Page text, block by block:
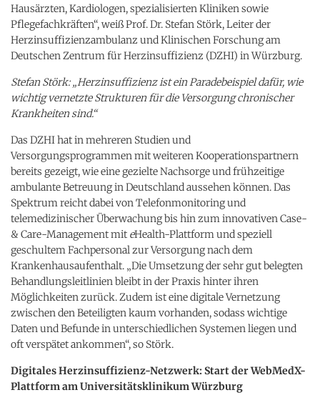
Hausärzten, Kardiologen, spezialisierten Kliniken sowie
Pflegefachkräften“, weiß Prof. Dr. Stefan Störk, Leiter der
Herzinsuffizienzambulanz und Klinischen Forschung am
Deutschen Zentrum für Herzinsuffizienz (DZHI) in Würzburg.
Stefan Störk: „Herzinsuffizienz ist ein Paradebeispiel dafür, wie
wichtig vernetzte Strukturen für die Versorgung chronischer
Krankheiten sind.“
Das DZHI hat in mehreren Studien und
Versorgungsprogrammen mit weiteren Kooperationspartnern
bereits gezeigt, wie eine gezielte Nachsorge und frühzeitige
ambulante Betreuung in Deutschland aussehen können. Das
Spektrum reicht dabei von Telefonmonitoring und
telemedizinischer Überwachung bis hin zum innovativen Case-
& Care-Management mit eHealth-Plattform und speziell
geschultem Fachpersonal zur Versorgung nach dem
Krankenhausaufenthalt. „Die Umsetzung der sehr gut belegten
Behandlungsleitlinien bleibt in der Praxis hinter ihren
Möglichkeiten zurück. Zudem ist eine digitale Vernetzung
zwischen den Beteiligten kaum vorhanden, sodass wichtige
Daten und Befunde in unterschiedlichen Systemen liegen und
oft verspätet ankommen“, so Störk.
Digitales Herzinsuffizienz-Netzwerk: Start der WebMedX-
Plattform am Universitätsklinikum Würzburg